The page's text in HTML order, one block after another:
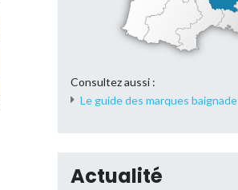
Consultez aussi :
Le guide des marques baignade
Actualité